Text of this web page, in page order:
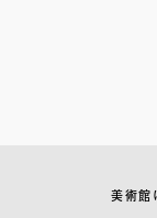
美術館